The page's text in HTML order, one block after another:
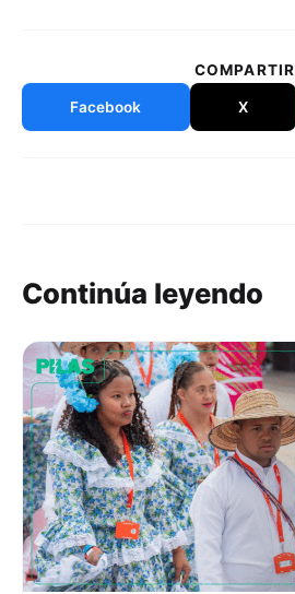
COMPARTIR
Facebook X
Continúa leyendo